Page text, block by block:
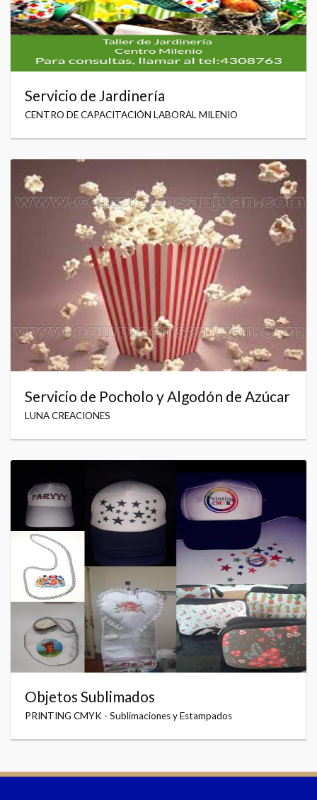
Servicio de Jardinería
CENTRO DE CAPACITACIÓN LABORAL MILENIO
Servicio de Pocholo y Algodón de Azúcar
LUNA CREACIONES
Objetos Sublimados
PRINTING CMYK - Sublimaciones y Estampados